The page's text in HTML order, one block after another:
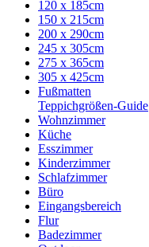
120 x 185cm
150 x 215cm
200 x 290cm
245 x 305cm
275 x 365cm
305 x 425cm
Fußmatten
Teppichgrößen-Guide
Wohnzimmer
Küche
Esszimmer
Kinderzimmer
Schlafzimmer
Büro
Eingangsbereich
Flur
Badezimmer